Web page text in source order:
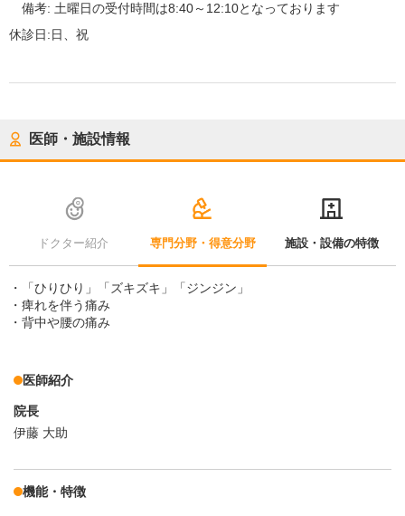
備考: 土曜日の受付時間は8:40～12:10となっております
休診日:日、祝
医師・施設情報
ドクター紹介 専門分野・得意分野 施設・設備の特徴
・「ひりひり」「ズキズキ」「ジンジン」
・痺れを伴う痛み
・背中や腰の痛み
医師紹介
院長
伊藤 大助
機能・特徴